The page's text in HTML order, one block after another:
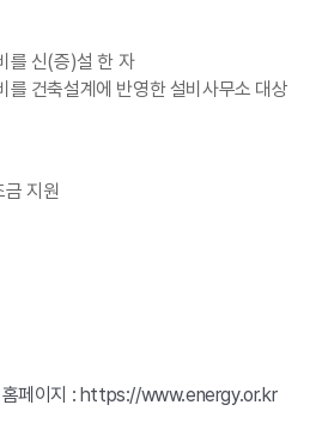
를 신(증)설 한 자
건축설계에 반영한 설비사무소 대상
지원
페이지 : https://www.energy.or.kr